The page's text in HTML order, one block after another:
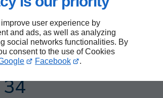
user experience by
and ads, as well as analyzing
social networks functionalities. By
consent to the use of Cookies
Facebook .